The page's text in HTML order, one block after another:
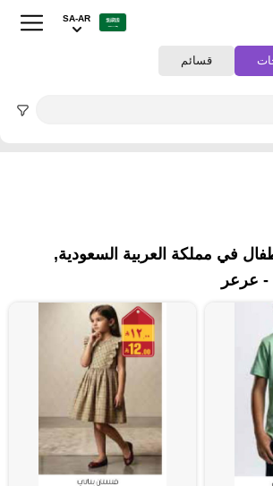
قسائم
SA-AR
في مملكة العربية السعودية,
- عرعر